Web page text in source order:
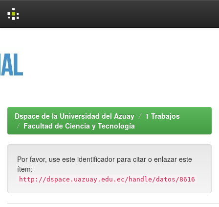
Dspace de la Universidad del Azuay
1 Trabajos
Facultad de Ciencia y Tecnología
Por favor, use este identificador para citar o enlazar este
ítem:
http://dspace.uazuay.edu.ec/handle/datos/8616